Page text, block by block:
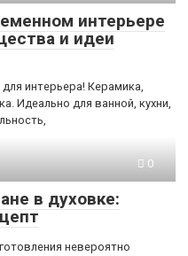
интерьере
и идеи
интерьера! Керамика,
Идеально для ванной, кухни,
0
в духовке:
невероятно